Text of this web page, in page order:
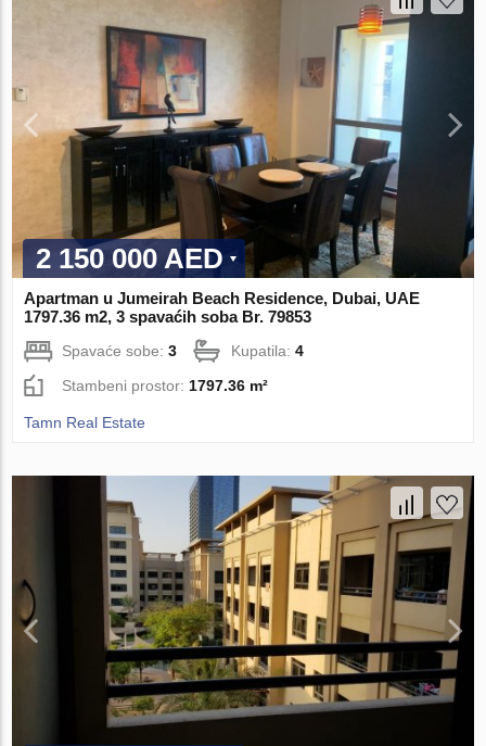
2 150 000 AED
Apartman u Jumeirah Beach Residence, Dubai, UAE
1797.36 m2, 3 spavaćih soba Br. 79853
Spavaće sobe:3 Kupatila:4
Stambeni prostor:1797.36 m²
Tamn Real Estate